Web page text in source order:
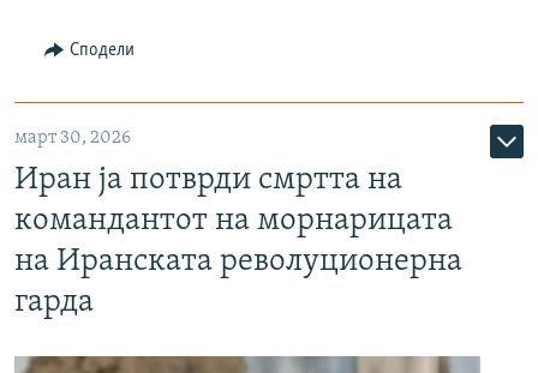
Сподели
март 30, 2026
Иран ја потврди смртта на
командантот на морнарицата
на Иранската револуционерна
гарда